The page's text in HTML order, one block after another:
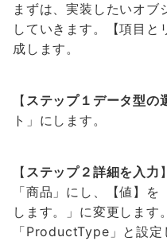
まずは、実装したいオブ
していきます。【項目と
成します。
【 ステップ１データ型の
ト」にします。
【 ステップ２ 詳細を入力
「商品」にし、【値】
します。」に変更します
「ProductType」と設定